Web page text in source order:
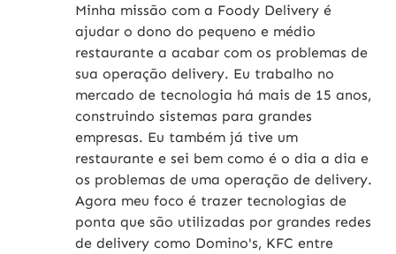
Minha missão com a Foody Delivery é
ajudar o dono do pequeno e médio
restaurante a acabar com os problemas de
sua operação delivery. Eu trabalho no
mercado de tecnologia há mais de 15 anos,
construindo sistemas para grandes
empresas. Eu também já tive um
restaurante e sei bem como é o dia a dia e
os problemas de uma operação de delivery.
Agora meu foco é trazer tecnologias de
ponta que são utilizadas por grandes redes
de delivery como Domino's, KFC entre